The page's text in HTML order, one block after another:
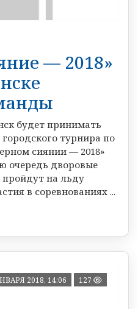
— 2018»
будет принимать
турнира по
сиянии — 2018»
очередь дворовые
на льду
в соревнованиях ...
2018, 14:06 127